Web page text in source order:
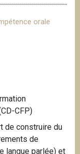
orale
CFP)
de construire du
de
langue parlée) et